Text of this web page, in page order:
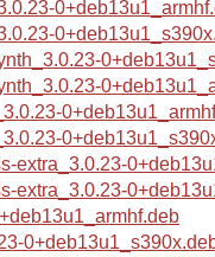
extra_3.0.23-
extra_3.0.23-